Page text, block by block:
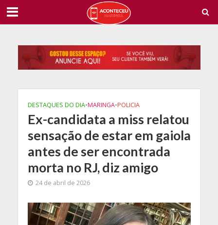
DESTAQUES DO DIA•MARINGA•POLICIA
Ex-candidata a miss relatou
sensação de estar em gaiola
antes de ser encontrada
morta no RJ, diz amigo
24 de abril de 2026